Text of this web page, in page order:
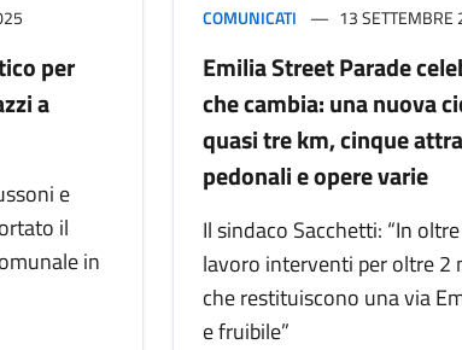
per
a
e
il
in
COMUNICATI 13 SETTEMBRE
Emilia Street Parade
che cambia: una nuova
quasi tre km, cinque
pedonali e opere varie
Il sindaco Sacchetti: “In
lavoro interventi per oltre 2
che restituiscono una via
e fruibile”